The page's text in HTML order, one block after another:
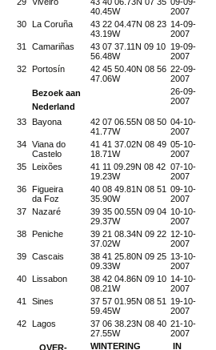
40.45W
2007
30 La Coruña
43 22 04.47N 08 23
43.19W
14-09-
2007
31 Camariñas
43 07 37.11N 09 10
56.48W
19-09-
2007
32 Portosín
42 45 50.40N 08 56
47.06W
22-09-
2007
Bezoek aan
Nederland
26-09-
2007
33 Bayona
42 07 06.55N 08 50
41.77W
04-10-
2007
34 Viana do
Castelo
41 41 37.02N 08 49
18.71W
05-10-
2007
35 Leixões
41 11 09.29N 08 42
19.23W
07-10-
2007
36 Figueira
da Foz
40 08 49.81N 08 51
35.90W
09-10-
2007
37 Nazaré
39 35 00.55N 09 04
29.37W
10-10-
2007
38 Peniche
39 21 08.34N 09 22
37.02W
12-10-
2007
39 Cascais
38 41 25.80N 09 25
09.33W
13-10-
2007
40 Lissabon
38 42 04.86N 09 10
08.21W
14-10-
2007
41 Sines
37 57 01.95N 08 51
59.45W
19-10-
2007
42 Lagos
37 06 38.23N 08 40
27.55W
21-10-
2007
OVER- WINTERING IN